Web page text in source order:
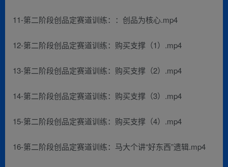
11-第二阶段创品定赛道训练：：创品为核心.mp4
12-第二阶段创品定赛道训练：购买支撑（1）.mp4
13-第二阶段创品定赛道训练：购买支撑（2）.mp4
14-第二阶段创品定赛道训练：购买支撑（3）.mp4
15-第二阶段创品定赛道训练：购买支撑（4）.mp4
16-第二阶段创品定赛道训练：马大个讲“好东西”遗辑.mp4